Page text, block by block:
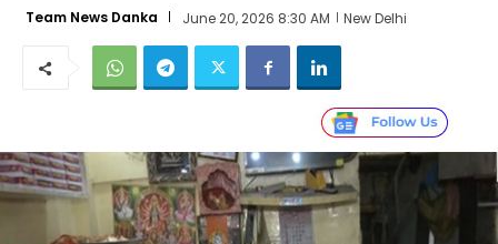
Team News Danka June 20, 2026 8:30 AM New Delhi